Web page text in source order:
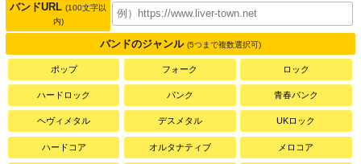
バンドURL (100文字以
内)
バンドのジャンル (5つまで複数選択可)
ポップ フォーク ロック
ハードロック パンク 青春パンク
ヘヴィメタル デスメタル UKロック
ハードコア オルタナティブ メロコア